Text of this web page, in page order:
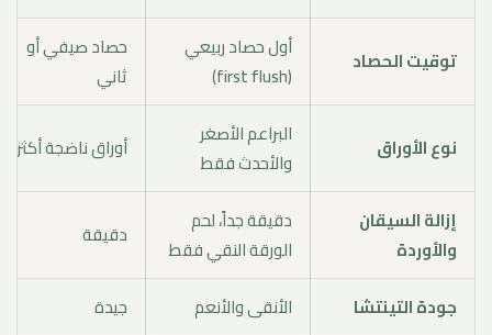
توقيت الحصاد
أول حصاد ربيعي
(first flush)
حصاد صيفي أو
ثاني
نوع الأوراق
البراعم الأصغر
والأحدث فقط
أوراق ناضجة أكثر
إزالة السيقان
والأوردة
دقيقة جداً، لحم
الورقة النقي فقط
دقيقة
جودة التينتشا الأنقى والأنعم جيدة